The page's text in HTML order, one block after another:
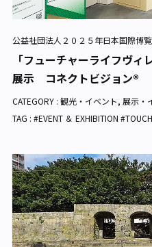
公益社団法人２０２５年日本国際博
「フューチャーライフヴ
展示 コネクトビジョン®
CATEGORY : 観光・イベント, 展示・
TAG : #EVENT ＆ EXHIBITION